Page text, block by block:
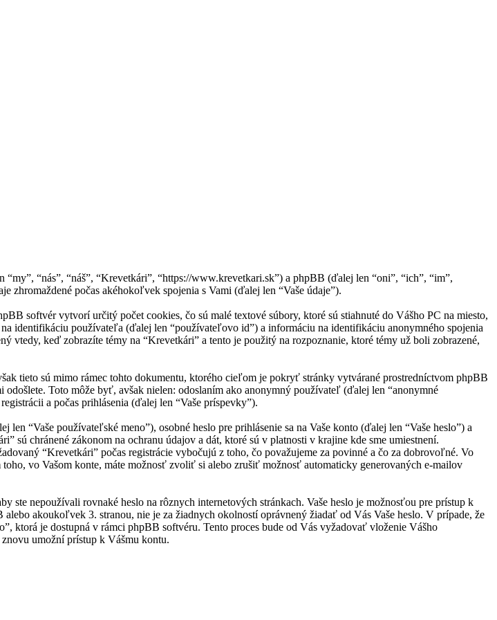
“nás”, “náš”, “Krevetkári”, “https://www.krevetkari.sk”) a phpBB (ďalej len “oni”, “ich”, “im”,
počas akéhokoľvek spojenia s Vami (ďalej len “Vaše údaje”).
softvér vytvorí určitý počet cookies, čo sú malé textové súbory, ktoré sú stiahnuté do Vášho PC na miesto,
identifikáciu používateľa (ďalej len “používateľovo id”) a informáciu na identifikáciu anonymného spojenia
keď zobrazíte témy na “Krevetkári” a tento je použitý na rozpoznanie, ktoré témy už boli zobrazené,
tieto sú mimo rámec tohto dokumentu, ktorého cieľom je pokryť stránky vytvárané prostredníctvom phpBB
Toto môže byť, avšak nielen: odoslaním ako anonymný používateľ (ďalej len “anonymné
a počas prihlásenia (ďalej len “Vaše príspevky”).
“Vaše používateľské meno”), osobné heslo pre prihlásenie sa na Vaše konto (ďalej len “Vaše heslo”) a
sú chránené zákonom na ochranu údajov a dát, ktoré sú v platnosti v krajine kde sme umiestnení.
“Krevetkári” počas registrácie vybočujú z toho, čo považujeme za povinné a čo za dobrovoľné. Vo
vo Vašom konte, máte možnosť zvoliť si alebo zrušiť možnosť automaticky generovaných e-mailov
ste nepoužívali rovnaké heslo na rôznych internetových stránkach. Vaše heslo je možnosťou pre prístup k
akoukoľvek 3. stranou, nie je za žiadnych okolností oprávnený žiadať od Vás Vaše heslo. V prípade, že
ktorá je dostupná v rámci phpBB softvéru. Tento proces bude od Vás vyžadovať vloženie Vášho
umožní prístup k Vášmu kontu.